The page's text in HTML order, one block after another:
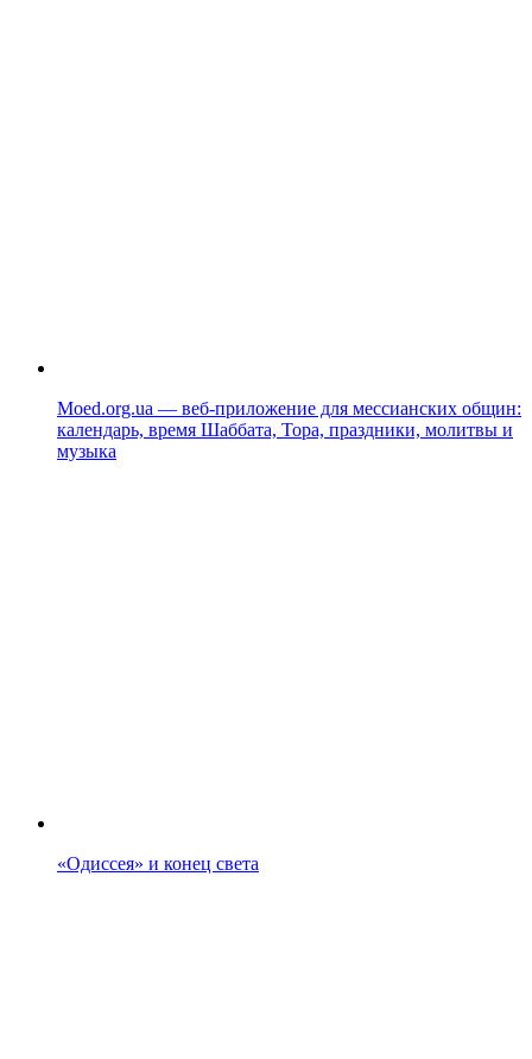
Moed.org.ua — веб-приложение для мессианских общин:
календарь, время Шаббата, Тора, праздники, молитвы и
музыка
«Одиссея» и конец света